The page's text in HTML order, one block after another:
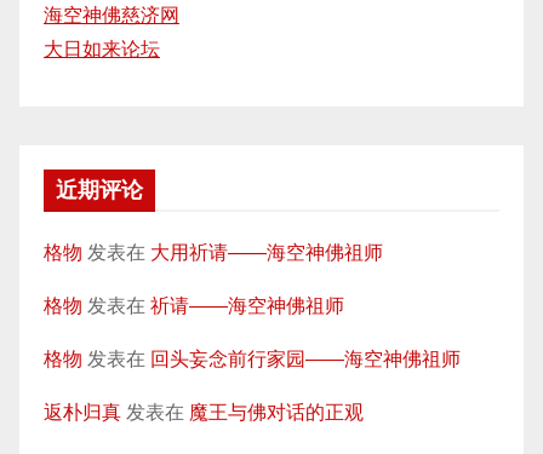
海空神佛慈济网
大日如来论坛
近期评论
格物 发表在 大用祈请——海空神佛祖师
格物 发表在 祈请——海空神佛祖师
格物 发表在 回头妄念前行家园——海空神佛祖师
返朴归真 发表在 魔王与佛对话的正观